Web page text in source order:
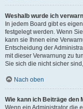
Weshalb wurde ich
In jedem Board gibt es
festgelegt werden. Wenn
kann sie Ihnen eine
Entscheidung der
mit dieser Verwarnung zu
Sie sich die nicht sicher
Nach oben
Wie kann ich Beiträge den
Wenn ein Administrator die